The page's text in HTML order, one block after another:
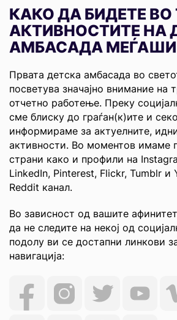
КАКО ДА БИДЕТЕ ВО
АКТИВНОСТИТЕ НА
АМБАСАДА МЕЃАШИ
Првата детска амбасада во
посветува значајно внимание на
отчетно работење. Преку
сме блиску до граѓан(к)ите и
информираме за актуелните,
активности. Во моментов имаме
страни како и профили на
LinkedIn, Pinterest, Flickr, Tumblr и
Reddit канал.
Во зависност од вашите
да не следите на некој од
подолу ви се достапни линкови
навигација: